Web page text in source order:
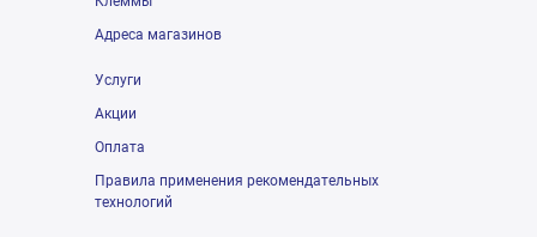
Адреса магазинов
Услуги
Акции
Оплата
Правила применения рекомендательных
технологий